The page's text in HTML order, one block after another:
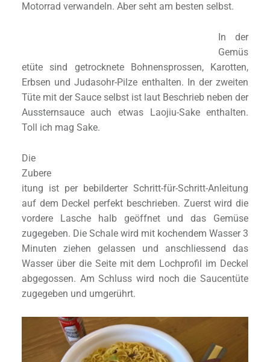
Motorrad verwandeln. Aber seht am besten selbst.
In der
Gemüs
etüte sind getrocknete Bohnensprossen, Karotten,
Erbsen und Judasohr-Pilze enthalten. In der zweiten
Tüte mit der Sauce selbst ist laut Beschrieb neben der
Aussternsauce auch etwas Laojiu-Sake enthalten.
Toll ich mag Sake.
Die
Zubere
itung ist per bebilderter Schritt-für-Schritt-Anleitung
auf dem Deckel perfekt beschrieben. Zuerst wird die
vordere Lasche halb geöffnet und das Gemüse
zugegeben. Die Schale wird mit kochendem Wasser 3
Minuten ziehen gelassen und anschliessend das
Wasser über die Seite mit dem Lochprofil im Deckel
abgegossen. Am Schluss wird noch die Saucentüte
zugegeben und umgerührt.